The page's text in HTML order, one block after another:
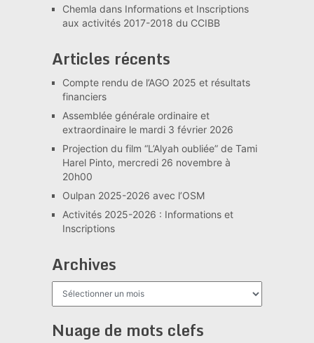
Chemla dans Informations et Inscriptions
aux activités 2017-2018 du CCIBB
Articles récents
Compte rendu de l’AGO 2025 et résultats
financiers
Assemblée générale ordinaire et
extraordinaire le mardi 3 février 2026
Projection du film “L’Alyah oubliée” de Tami
Harel Pinto, mercredi 26 novembre à
20h00
Oulpan 2025-2026 avec l’OSM
Activités 2025-2026 : Informations et
Inscriptions
Archives
Archives
Nuage de mots clefs